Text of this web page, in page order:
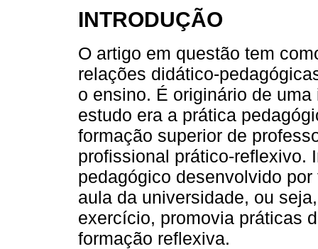
INTRODUÇÃO
O artigo em questão tem
relações didático-
o ensino. É originário de
estudo era a prática
formação superior de
profissional prático-reflexivo.
pedagógico desenvolvido
aula da universidade, ou
exercício, promovia práticas
formação reflexiva.